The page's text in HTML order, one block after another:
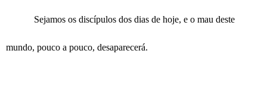
Sejamos os discípulos dos dias de hoje, e o mau deste
mundo, pouco a pouco, desaparecerá.